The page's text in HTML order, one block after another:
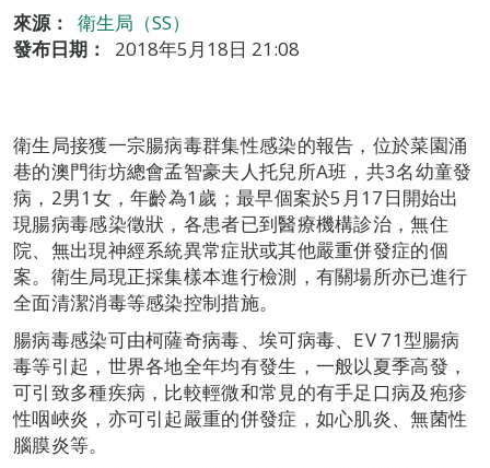
來源：
衛生局（SS）
發布日期：
2018年5月18日 21:08
衛生局接獲一宗腸病毒群集性感染的報告，位於菜園涌
巷的澳門街坊總會孟智豪夫人托兒所A班，共3名幼童發
病，2男1女，年齡為1歲；最早個案於5月17日開始出
現腸病毒感染徵狀，各患者已到醫療機構診治，無住
院、無出現神經系統異常症狀或其他嚴重併發症的個
案。衛生局現正採集樣本進行檢測，有關場所亦已進行
全面清潔消毒等感染控制措施。
腸病毒感染可由柯薩奇病毒、埃可病毒、EV 71型腸病
毒等引起，世界各地全年均有發生，一般以夏季高發，
可引致多種疾病，比較輕微和常見的有手足口病及疱疹
性咽峽炎，亦可引起嚴重的併發症，如心肌炎、無菌性
腦膜炎等。